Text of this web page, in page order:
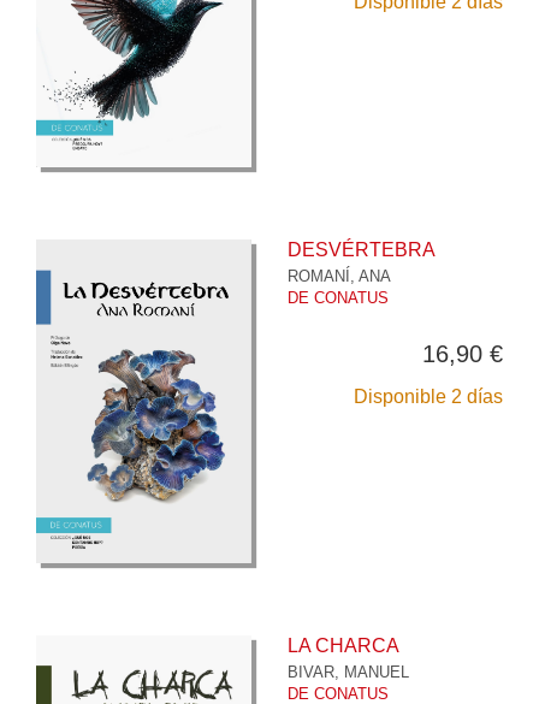
DESVÉRTEBRA
ROMANÍ, ANA
DE CONATUS
16,90 €
Disponible 2 días
LA CHARCA
BIVAR, MANUEL
DE CONATUS